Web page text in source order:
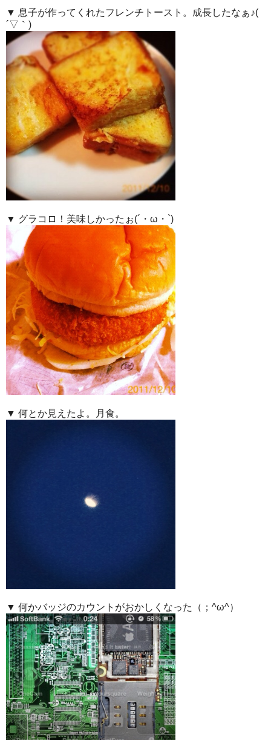
▼ 息子が作ってくれたフレンチトースト。成長したなぁ♪(
´▽｀)
▼ グラコロ！美味しかったぉ(´・ω・`)
▼ 何とか見えたよ。月食。
▼ 何かバッジのカウントがおかしくなった（；^ω^）